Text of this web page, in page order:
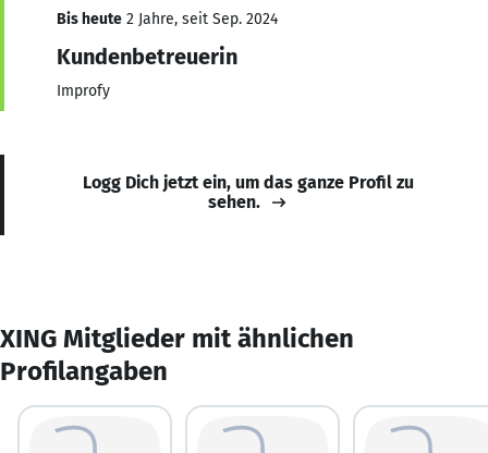
Bis heute 2 Jahre, seit Sep. 2024
Kundenbetreuerin
Improfy
Logg Dich jetzt ein, um das ganze Profil zu
sehen.
XING Mitglieder mit ähnlichen
Profilangaben